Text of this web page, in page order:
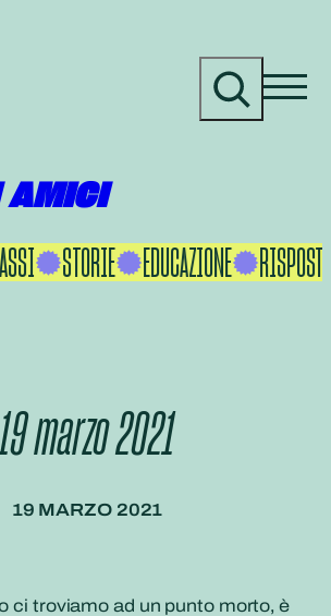
r
STORIE EDUCAZIONE
19 marzo 2021
19 MARZO 2021
ci troviamo ad un punto morto, è